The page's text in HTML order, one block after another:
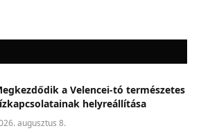
a Velencei-tó természetes
helyreállítása
augusztus 8.